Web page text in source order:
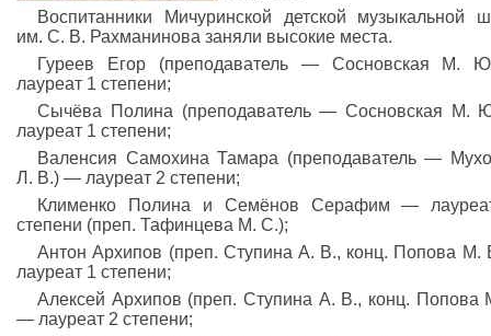
Воспитанники Мичуринской детской музыкальной
им. С. В. Рахманинова заняли высокие места.
Гуреев Егор (преподаватель — Сосновская М.
лауреат 1 степени;
Сычёва Полина (преподаватель — Сосновская М.
лауреат 1 степени;
Валенсия Самохина Тамара (преподаватель —
Л. В.) — лауреат 2 степени;
Клименко Полина и Семёнов Серафим —
степени (преп. Тафинцева М. С.);
Антон Архипов (преп. Ступина А. В., конц. Попова
лауреат 1 степени;
Алексей Архипов (преп. Ступина А. В., конц. Попова
— лауреат 2 степени;